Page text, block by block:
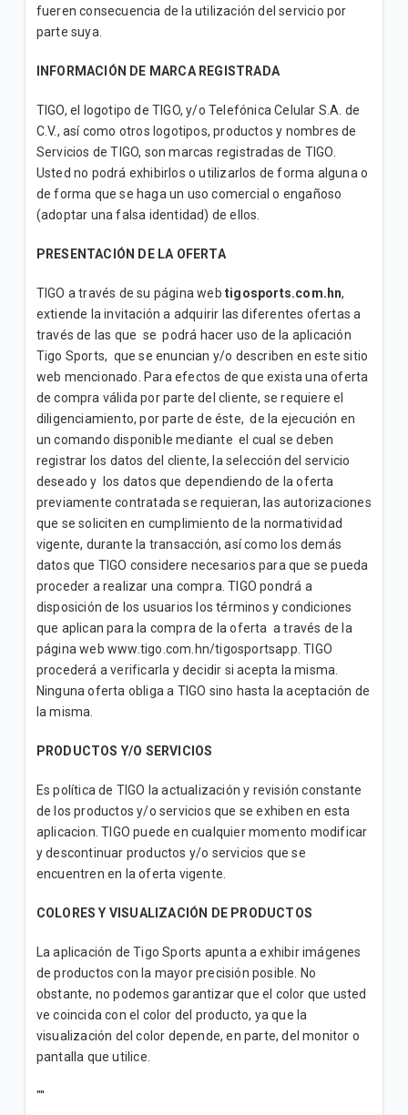
fueren consecuencia de la utilización del servicio por
parte suya.
INFORMACIÓN DE MARCA REGISTRADA
TIGO, el logotipo de TIGO, y/o Telefónica Celular S.A. de
C.V., así como otros logotipos, productos y nombres de
Servicios de TIGO, son marcas registradas de TIGO.
Usted no podrá exhibirlos o utilizarlos de forma alguna o
de forma que se haga un uso comercial o engañoso
(adoptar una falsa identidad) de ellos.
PRESENTACIÓN DE LA OFERTA
TIGO a través de su página web tigosports.com.hn,
extiende la invitación a adquirir las diferentes ofertas a
través de las que se podrá hacer uso de la aplicación
Tigo Sports, que se enuncian y/o describen en este sitio
web mencionado. Para efectos de que exista una oferta
de compra válida por parte del cliente, se requiere el
diligenciamiento, por parte de éste, de la ejecución en
un comando disponible mediante el cual se deben
registrar los datos del cliente, la selección del servicio
deseado y los datos que dependiendo de la oferta
previamente contratada se requieran, las autorizaciones
que se soliciten en cumplimiento de la normatividad
vigente, durante la transacción, así como los demás
datos que TIGO considere necesarios para que se pueda
proceder a realizar una compra. TIGO pondrá a
disposición de los usuarios los términos y condiciones
que aplican para la compra de la oferta a través de la
página web www.tigo.com.hn/tigosportsapp. TIGO
procederá a verificarla y decidir si acepta la misma.
Ninguna oferta obliga a TIGO sino hasta la aceptación de
la misma.
PRODUCTOS Y/O SERVICIOS
Es política de TIGO la actualización y revisión constante
de los productos y/o servicios que se exhiben en esta
aplicacion. TIGO puede en cualquier momento modificar
y descontinuar productos y/o servicios que se
encuentren en la oferta vigente.
COLORES Y VISUALIZACIÓN DE PRODUCTOS
La aplicación de Tigo Sports apunta a exhibir imágenes
de productos con la mayor precisión posible. No
obstante, no podemos garantizar que el color que usted
ve coincida con el color del producto, ya que la
visualización del color depende, en parte, del monitor o
pantalla que utilice.
"''